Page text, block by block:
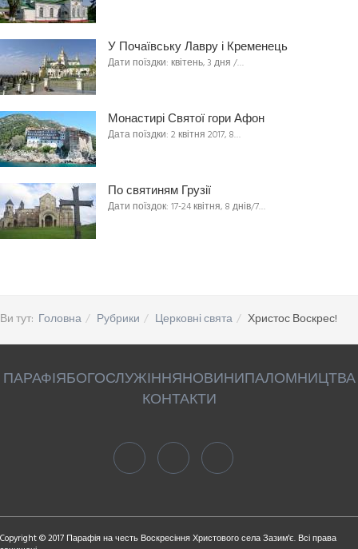
У Почаївську Лавру і Кременець
Дати поїздки: квітень, 3 дня /…
Монастирі Святої гори Афон
Дата поїздки: 2 квітня 2017, 8…
По святиням Грузії
Дати поїздок: 17-24 квітня, 8 днів/7…
Ви тут: Головна Рубрики Церковні свята Христос Воскрес!
ПАРАФІЯБОГОСЛУЖІННЯНОВИНИПАЛОМНИЦТВА
КОНТАКТИ
Copyright © 2017 Парафія на честь Воскресіння Христового села Зазим'є. Всі права